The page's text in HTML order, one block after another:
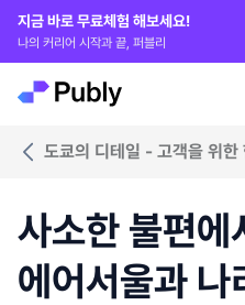
지금 바로 무료체험 해보세요!
나의 커리어 시작과 끝, 퍼블리
도쿄의 디테일 - 고객을 위한
사소한 불편에
에어서울과 나